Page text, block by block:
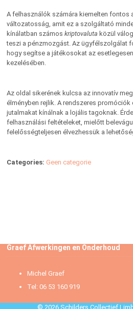
A felhasználók számára kiemelten fontos
változatosság, amit ez a szolgáltató
kínálatban számos kriptovaluta közül
teszi a pénzmozgást. Az ügyfélszolgálat
hogy segítse a játékosokat az
kezelésében.
Az oldal sikerének kulcsa az innovatív
élményben rejlik. A rendszeres promóciók
jutalmakat kínálnak a lojális tagoknak.
felhasználási feltételeket, mielőtt
felelősségteljesen élvezhessük a
Categories: Geen categorie
Graef Afwerkingen en Onderhoud
Michel Graef
Tel: 06 53 160 919
© 2026 Schilders Collectief